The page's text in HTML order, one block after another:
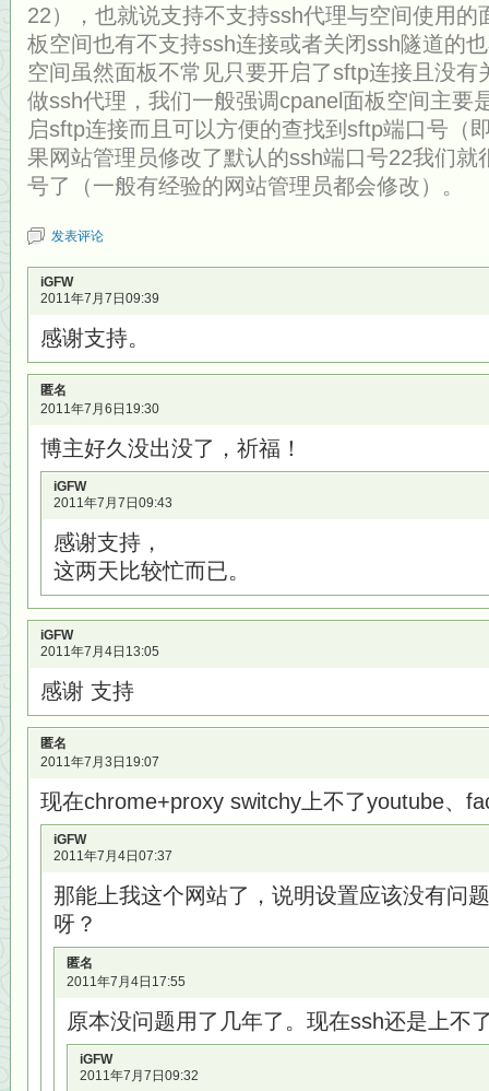
22），也就说支持不支持ssh代理与空间使用的
板空间也有不支持ssh连接或者关闭ssh隧道的
空间虽然面板不常见只要开启了sftp连接且没有
做ssh代理，我们一般强调cpanel面板空间主要
启sftp连接而且可以方便的查找到sftp端口号（
果网站管理员修改了默认的ssh端口号22我们就
号了（一般有经验的网站管理员都会修改）。
发表评论
iGFW
2011年7月7日09:39
感谢支持。
匿名
2011年7月6日19:30
博主好久没出没了，祈福！
iGFW
2011年7月7日09:43
感谢支持，
这两天比较忙而已。
iGFW
2011年7月4日13:05
感谢 支持
匿名
2011年7月3日19:07
现在chrome+proxy switchy上不了youtube、
iGFW
2011年7月4日07:37
那能上我这个网站了，说明设置应该没有问
呀？
匿名
2011年7月4日17:55
原本没问题用了几年了。现在ssh还是上不
iGFW
2011年7月7日09:32